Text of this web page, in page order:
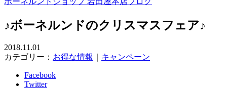
♪ボーネルンドのクリスマスフェア♪
2018.11.01
カテゴリー： お得な情報 キャンペーン
Facebook
Twitter